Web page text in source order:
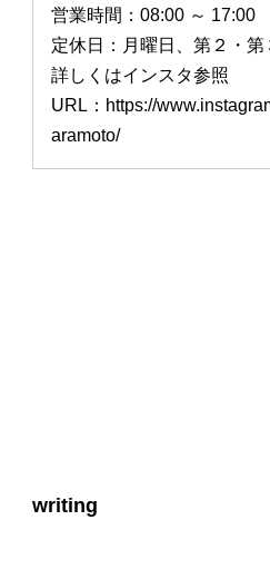
営業時間：08:00 ～ 17:00
定休日：月曜日、第２・第
詳しくはインスタ参照
URL：https://
aramoto/
writing